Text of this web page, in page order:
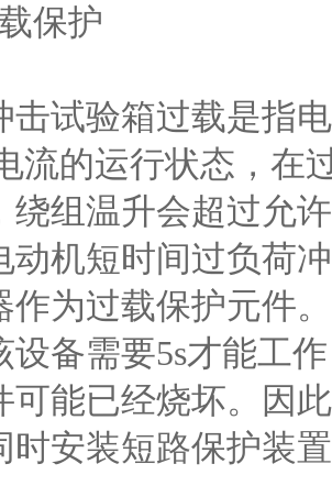
保护
验箱过载是指电
流的运行状态，在
绕组温升会超过允
动机短时间过负荷
作为过载保护元件
设备需要5s才能工
可能已经烧坏。因
时安装短路保护装